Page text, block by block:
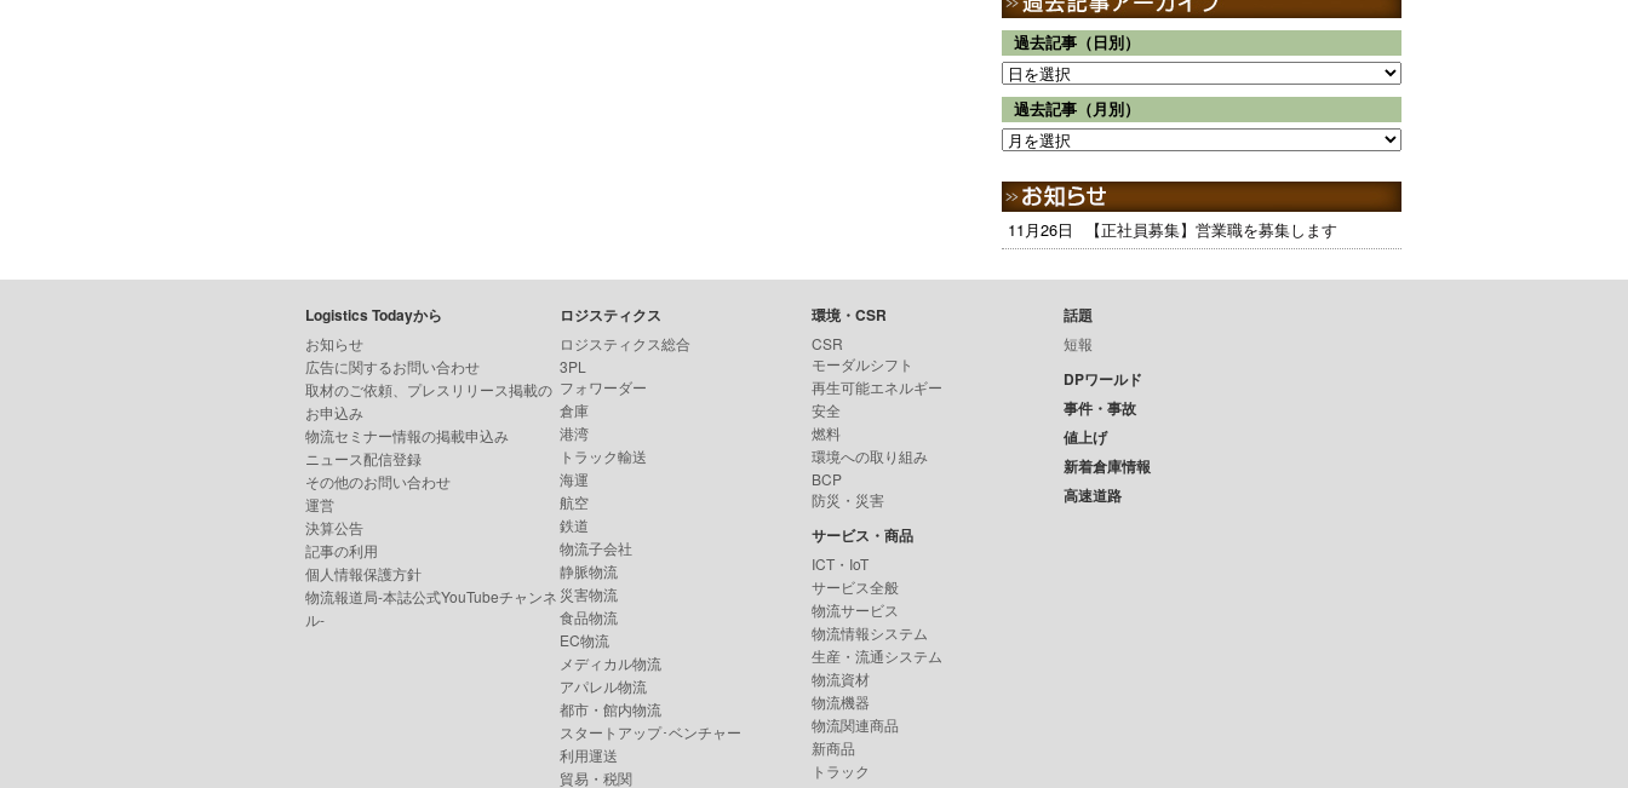
過去記事（日別）
過去記事（月別）
11月26日 【正社員募集】営業職を募集します
Logistics Todayから
お知らせ
広告に関するお問い合わせ
取材のご依頼、プレスリリース掲載の
お申込み
物流セミナー情報の掲載申込み
ニュース配信登録
その他のお問い合わせ
運営
決算公告
記事の利用
個人情報保護方針
物流報道局-本誌公式YouTubeチャンネ
ル-
ロジスティクス
ロジスティクス総合
3PL
フォワーダー
倉庫
港湾
トラック輸送
海運
航空
鉄道
物流子会社
静脈物流
災害物流
食品物流
EC物流
メディカル物流
アパレル物流
都市・館内物流
スタートアップ･ベンチャー
利用運送
貿易・税関
環境・CSR
CSR
モーダルシフト
再生可能エネルギー
安全
燃料
環境への取り組み
BCP
防災・災害
サービス・商品
ICT・IoT
サービス全般
物流サービス
物流情報システム
生産・流通システム
物流資材
物流機器
物流関連商品
新商品
トラック
話題
短報
DPワールド
事件・事故
値上げ
新着倉庫情報
高速道路